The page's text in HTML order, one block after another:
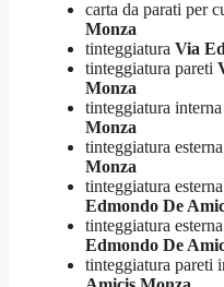
carta da parati per
Monza
tinteggiatura Via
tinteggiatura pareti
Monza
tinteggiatura interna
Monza
tinteggiatura esterna
Monza
tinteggiatura
Edmondo De
tinteggiatura
Edmondo De
tinteggiatura pareti